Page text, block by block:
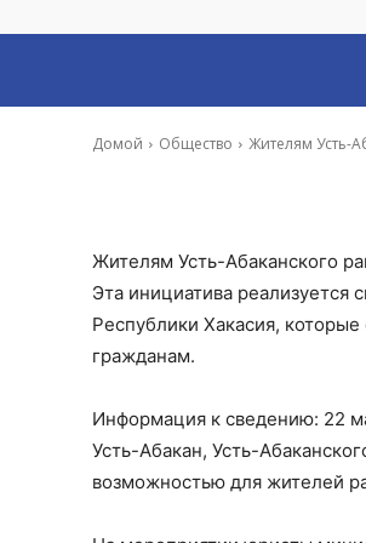
Домой Общество Жителям Усть-
окажут
Жителям Усть-Абаканского
Эта инициатива
Республики Хакасия,
гражданам.
Информация к сведению: 22
Усть-Абакан, Усть-
возможностью для жителей